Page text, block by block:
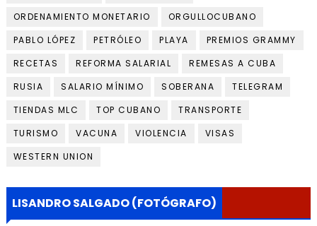
ORDENAMIENTO MONETARIO
ORGULLOCUBANO
PABLO LÓPEZ
PETRÓLEO PLAYA
PREMIOS GRAMMY
RECETAS
REFORMA SALARIAL
REMESAS A CUBA
RUSIA
SALARIO MÍNIMO SOBERANA
TELEGRAM
TIENDAS MLC
TOP CUBANO
TRANSPORTE
TURISMO
VACUNA VIOLENCIA
VISAS
WESTERN UNION
LISANDRO SALGADO (FOTÓGRAFO)